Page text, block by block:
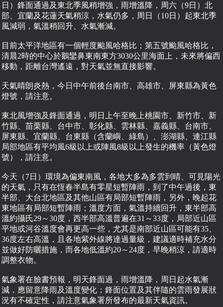
日）鋒面通過及東北季風稍增強，雨增溫降，周六（9日）北
部、宜蘭及花蓮天氣稍涼，水氣仍多，周日（10日）起東北季
風減弱，氣溫稍回升、水氣漸減。
目前太平洋地區有一個輕度颱風哈格比；第五號颱風哈格比，
清晨2時的中心於鵝鑾鼻東南東方3030公里海面上，未來將偏西
移動，距離台灣遙遠，對天氣並無直接影響。
天氣晴朗炎熱，今日中午前後台南市、高雄市、屏東縣為黃色
燈號，請注意。
東北風增強及鋒面通過，明日上午至晚上桃園市、新竹市、新
竹縣、苗栗縣、台中市、彰化縣、雲林縣、嘉義縣、台南市、
屏東縣、宜蘭縣、台東縣（含蘭嶼、綠島）、澎湖縣、連江縣
局部地區有平均風6級以上或陣風8級以上發生的機率（黃色燈
號），請注意。
今天（7日）環境為偏東南風，各地大多為多雲到晴、可見陽光
的天氣，只有在恆春半島有零星短暫陣雨，到了中午過後，東
半部、大台北地區及其他山區有局部短暫陣雨，另外，晚起花
東地區有局部短暫陣雨；溫度方面，氣溫持續回升，東半部高
溫約攝氏29～30度，西半部高溫普遍在31～33度，局部近山區
平地或河谷溫度會再更高一些，尤其是南部近山區可能有35、
36度左右高溫，且各地紫外線將達過量級，建議適時補充水分
並做好防曬措施，而各地低溫約20～24度，早晚稍涼，請適時
調整衣物。
氣象署在臉書預報，明天鋒面過，雨增溫降，周日起水氣漸
減，應留意降雨及溫度變化；鋒面位置及其伴隨的雲雨發展狀
況有不確定性，請注意氣象署所發布的最新天氣資訊。